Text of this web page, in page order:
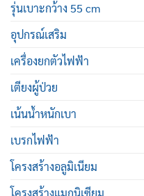
รุ่นเบาะกว้าง 55 cm
อุปกรณ์เสริม
เครื่องยกตัวไฟฟ้า
เตียงผู้ป่วย
เน้นน้ำหนักเบา
เบรกไฟฟ้า
โครงสร้างอลูมิเนียม